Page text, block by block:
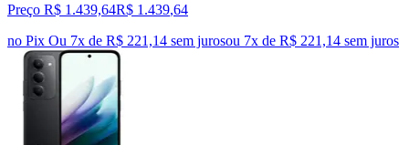
Preço R$ 1.439,64R$ 1.439,64
no Pix Ou 7x de R$ 221,14 sem jurosou 7x de R$ 221,14 sem juros